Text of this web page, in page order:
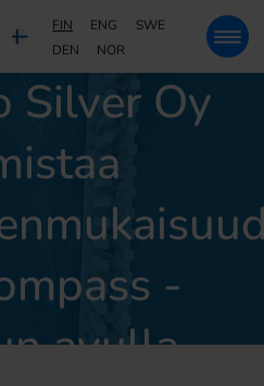
FIN ENG
SWE
DEN
NOR
Silver Oy
-
avulla